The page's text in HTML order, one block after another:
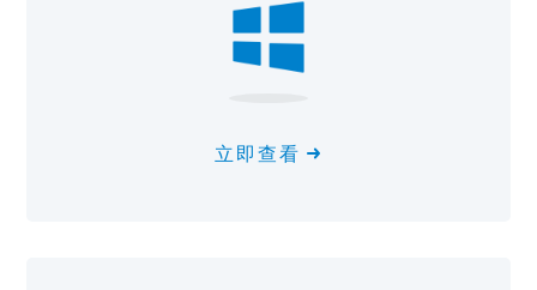
立即查看